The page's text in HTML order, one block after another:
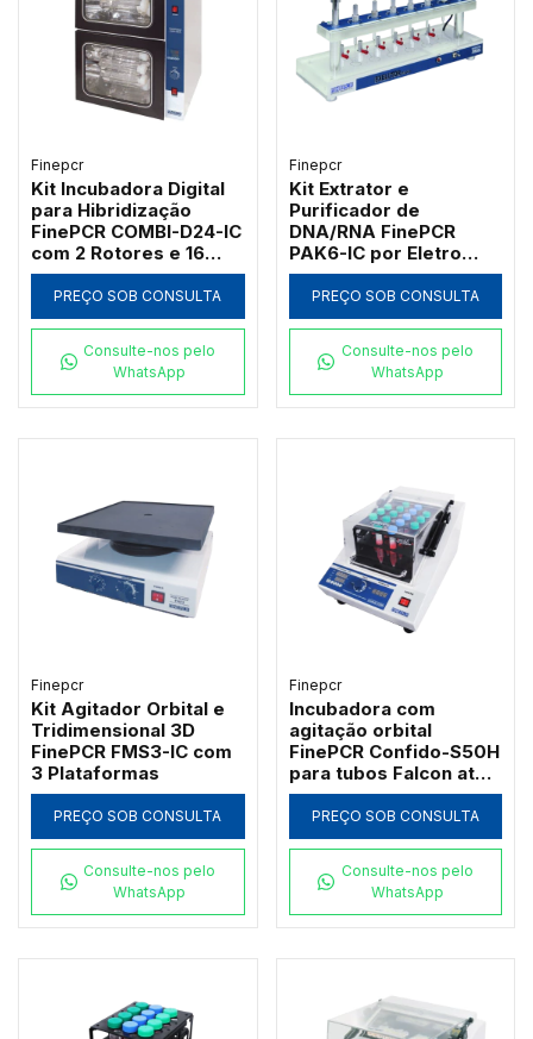
Finepcr
Kit Incubadora Digital
para Hibridização
FinePCR COMBI-D24-IC
com 2 Rotores e 16
Garrafas
PREÇO SOB CONSULTA
Consulte-nos pelo
WhatsApp
Finepcr
Kit Extrator e
Purificador de
DNA/RNA FinePCR
PAK6-IC por Eletro
Eluição
PREÇO SOB CONSULTA
Consulte-nos pelo
WhatsApp
Finepcr
Kit Agitador Orbital e
Tridimensional 3D
FinePCR FMS3-IC com
3 Plataformas
PREÇO SOB CONSULTA
Consulte-nos pelo
WhatsApp
Finepcr
Incubadora com
agitação orbital
FinePCR Confido-S50H
para tubos Falcon até
65°C
PREÇO SOB CONSULTA
Consulte-nos pelo
WhatsApp